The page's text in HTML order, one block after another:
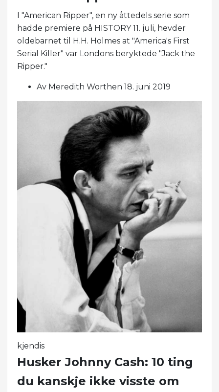
I "American Ripper", en ny åttedels serie som
hadde premiere på HISTORY 11. juli, hevder
oldebarnet til H.H. Holmes at "America's First
Serial Killer" var Londons beryktede "Jack the
Ripper."
Av Meredith Worthen 18. juni 2019
kjendis
Husker Johnny Cash: 10 ting
du kanskje ikke visste om